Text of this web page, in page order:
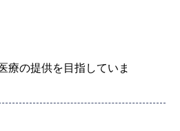
療の提供を目指していま